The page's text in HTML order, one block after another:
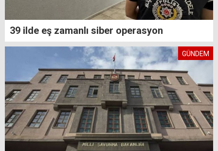
39 ilde eş zamanlı siber operasyon
GÜNDEM